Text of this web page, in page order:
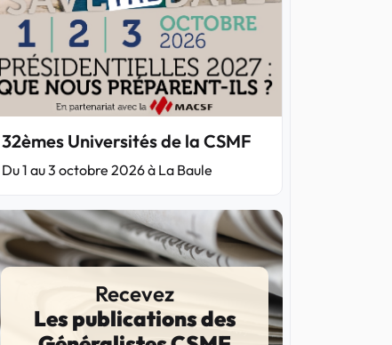
32èmes Universités de la CSMF
Du 1 au 3 octobre 2026 à La Baule
Recevez
Les publications des